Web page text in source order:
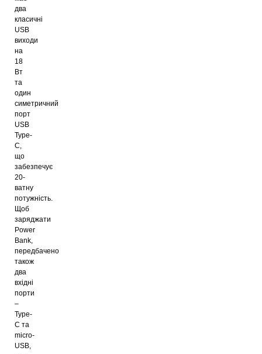
два
класичні
USB
виходи
на
18
Вт
та
один
симетричний
порт
USB
Type-
C,
що
забезпечує
20-
ватну
потужність.
Щоб
заряджати
Power
Bank,
передбачено
також
два
вхідні
порти
–
Type-
C та
micro-
USB,